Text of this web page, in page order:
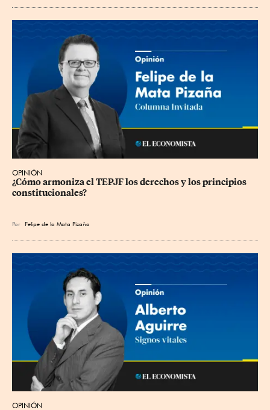
OPINIÓN
¿Cómo armoniza el TEPJF los derechos y los principios
constitucionales?
Por Felipe de la Mata Pizaña
OPINIÓN